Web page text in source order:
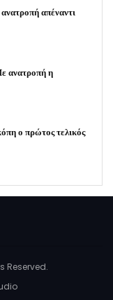
απέναντι
η
ο πρώτος τελικός
Reserved.